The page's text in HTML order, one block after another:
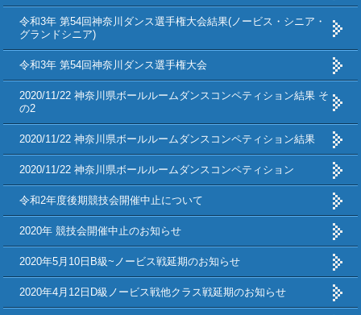
令和3年 第54回神奈川ダンス選手権大会結果(ノービス・シニア・
グランドシニア)
令和3年 第54回神奈川ダンス選手権大会
2020/11/22 神奈川県ボールルームダンスコンペティション結果 そ
の2
2020/11/22 神奈川県ボールルームダンスコンペティション結果
2020/11/22 神奈川県ボールルームダンスコンペティション
令和2年度後期競技会開催中止について
2020年 競技会開催中止のお知らせ
2020年5月10日B級~ノービス戦延期のお知らせ
2020年4月12日D級ノービス戦他クラス戦延期のお知らせ